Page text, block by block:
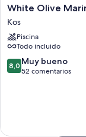
White
Olive
Marine
Aquapark
-
All
Inclusive
White Olive
Kos
Piscina
Todo incluido
8.0
sobre
8,0 Muy bueno
52 comentarios